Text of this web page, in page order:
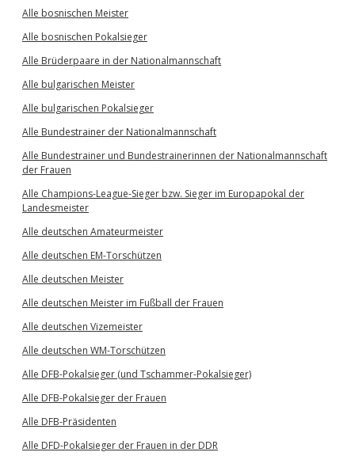
Alle bosnischen Meister
Alle bosnischen Pokalsieger
Alle Brüderpaare in der Nationalmannschaft
Alle bulgarischen Meister
Alle bulgarischen Pokalsieger
Alle Bundestrainer der Nationalmannschaft
Alle Bundestrainer und Bundestrainerinnen der Nationalmannschaft
der Frauen
Alle Champions-League-Sieger bzw. Sieger im Europapokal der
Landesmeister
Alle deutschen Amateurmeister
Alle deutschen EM-Torschützen
Alle deutschen Meister
Alle deutschen Meister im Fußball der Frauen
Alle deutschen Vizemeister
Alle deutschen WM-Torschützen
Alle DFB-Pokalsieger (und Tschammer-Pokalsieger)
Alle DFB-Pokalsieger der Frauen
Alle DFB-Präsidenten
Alle DFD-Pokalsieger der Frauen in der DDR